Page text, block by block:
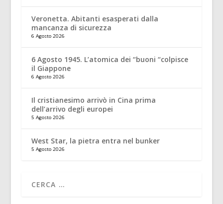
Veronetta. Abitanti esasperati dalla
mancanza di sicurezza
6 Agosto 2026
6 Agosto 1945. L’atomica dei “buoni “colpisce
il Giappone
6 Agosto 2026
Il cristianesimo arrivò in Cina prima
dell’arrivo degli europei
5 Agosto 2026
West Star, la pietra entra nel bunker
5 Agosto 2026